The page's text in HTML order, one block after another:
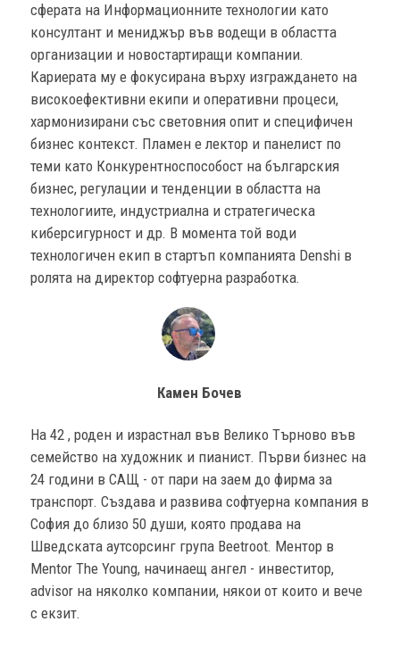
сферата на Информационните технологии като
консултант и мениджър във водещи в областта
организации и новостартиращи компании.
Кариерата му е фокусирана върху изграждането на
високоефективни екипи и оперативни процеси,
хармонизирани със световния опит и специфичен
бизнес контекст. Пламен е лектор и панелист по
теми като Конкурентноспособост на българския
бизнес, регулации и тенденции в областта на
технологиите, индустриална и стратегическа
киберсигурност и др. В момента той води
технологичен екип в стартъп компанията Denshi в
ролята на директор софтуерна разработка.
Камен Бочев
На 42 , роден и израстнал във Велико Търново във
семейство на художник и пианист. Първи бизнес на
24 години в САЩ - от пари на заем до фирма за
транспорт. Създава и развива софтуерна компания в
София до близо 50 души, която продава на
Шведската аутсорсинг група Beetroot. Ментор в
Mentor The Young, начинаещ ангел - инвеститор,
advisor на няколко компании, някои от които и вече
с екзит.